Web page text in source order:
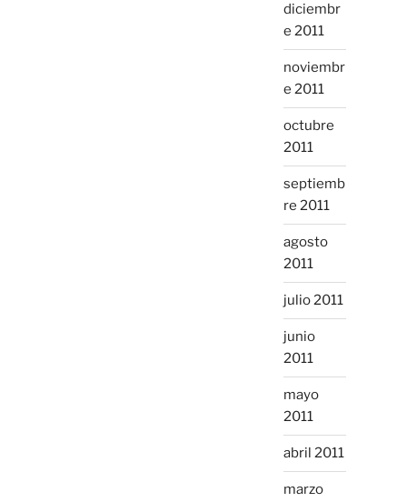
diciembr
e 2011
noviembr
e 2011
octubre
2011
septiemb
re 2011
agosto
2011
julio 2011
junio
2011
mayo
2011
abril 2011
marzo